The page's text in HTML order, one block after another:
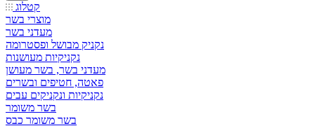
קטלוג
מוצרי בשר
מעדני בשר
נקניק מבושל ופסטרומה
נקניקיות מעושנות
מעדני בשר, בשר מעושן
פאטה, חטיפים ובשרים
נקניקיות ונקניקים עבים
בשר משומר
בשר משומר כבס